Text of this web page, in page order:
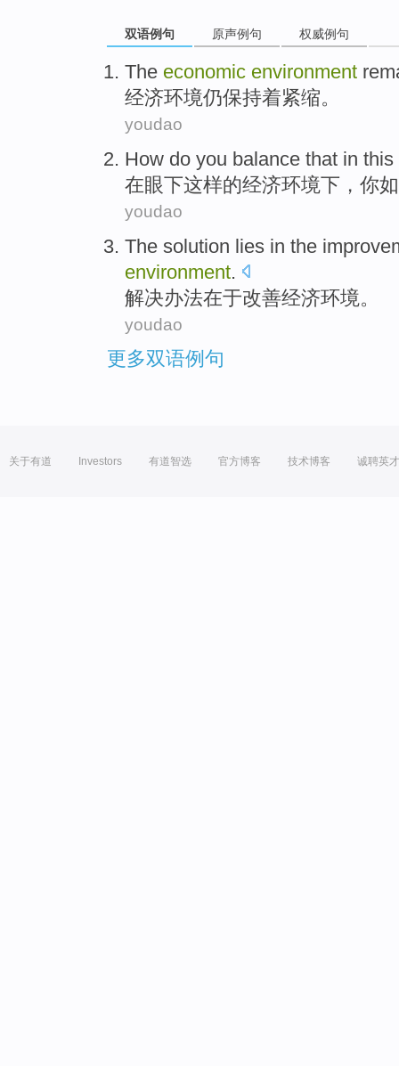
双语例句 原声例句 权威例句
The economic environment
经济环境仍保持着紧缩。
youdao
How do you balance that in this
在眼下这样的经济环境下 ， 你
youdao
The solution lies in the
environment.
解决办法在于改善经济环境。
youdao
更多双语例句
关于有道 Investors 有道智选 官方博客 技术博客 诚聘英才